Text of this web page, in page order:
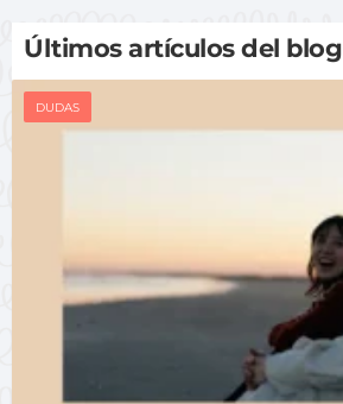
Últimos artículos del blog
DUDAS